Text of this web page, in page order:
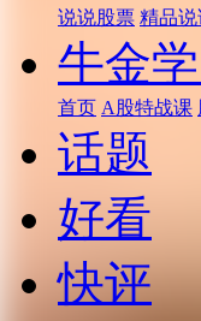
说说股票 精品说
牛金
首页 A股特战课
话题
好看
快评